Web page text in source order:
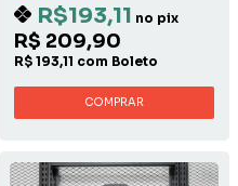
R$193,11 no pix
R$ 209,90
R$ 193,11 com Boleto
COMPRAR